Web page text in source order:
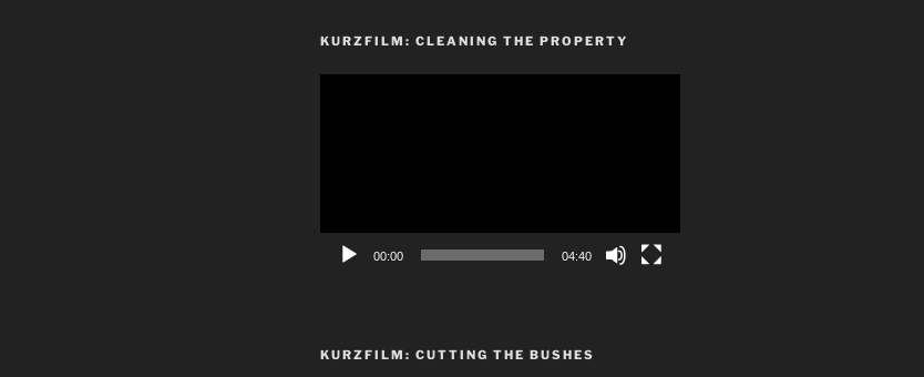
KURZFILM: CLEANING THE PROPERTY
00:00 04:40
KURZFILM: CUTTING THE BUSHES